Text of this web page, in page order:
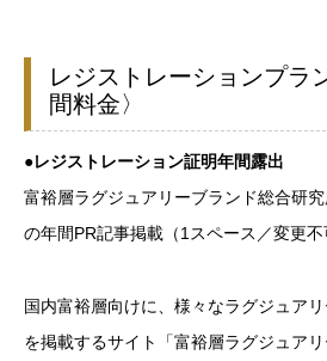
レジストレーションプラ
間料金〉
●レジストレーション証明年間露出
富裕層ラグジュアリーブランド総合研
の年間PR記事掲載（1スペース／変更
国内富裕層向けに、様々なラグジュア
を掲載するサイト「富裕層ラグジュア